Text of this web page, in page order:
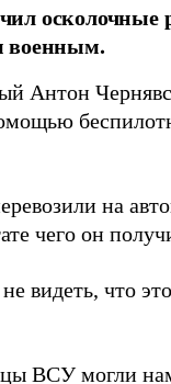
осколочные
военным.
Антон
на
чего он
видеть, что
ВСУ могли